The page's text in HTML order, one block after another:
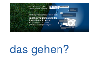
das gehen?